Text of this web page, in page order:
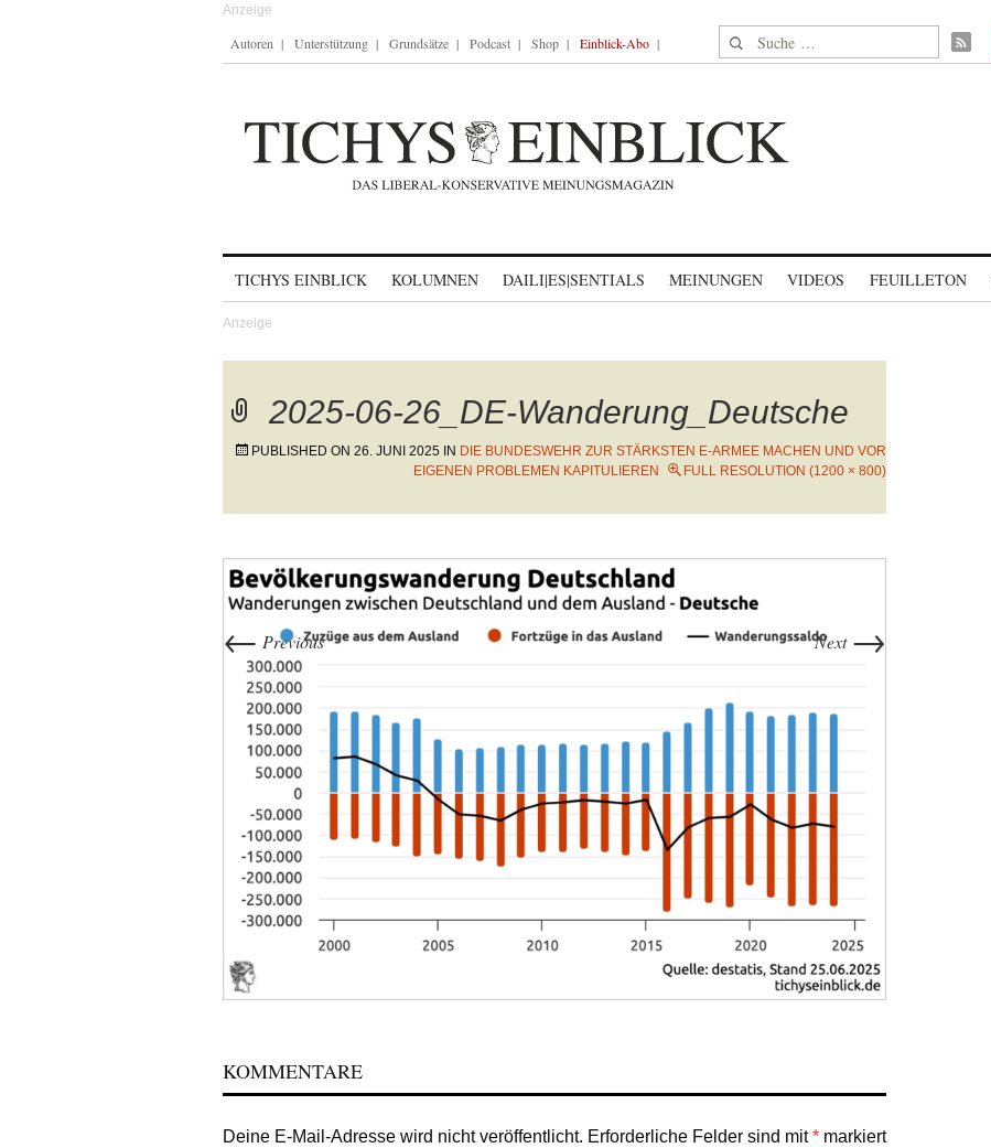
Autoren Unterstützung Grundsätze Podcast Shop Einblick-Abo Suche nach:
TICHYS EINBLICK KOLUMNEN DAILI|ES|SENTIALS MEINUNGEN VIDEOS FEUILLETON
2025-06-26_DE-Wanderung_Deutsche
PUBLISHED ON 26. JUNI 2025 IN DIE BUNDESWEHR ZUR STÄRKSTEN E-ARMEE MACHEN UND VOR
EIGENEN PROBLEMEN KAPITULIEREN
FULL RESOLUTION (1200 × 800)
← Previous Next →
KOMMENTARE
Deine E-Mail-Adresse wird nicht veröffentlicht. Erforderliche Felder sind mit* markiert